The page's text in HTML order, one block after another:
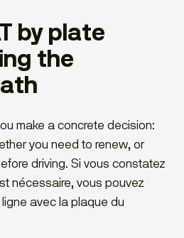
by plate
the
make a concrete decision:
you need to renew, or
driving. Si vous constatez
nécessaire, vous pouvez
avec la plaque du